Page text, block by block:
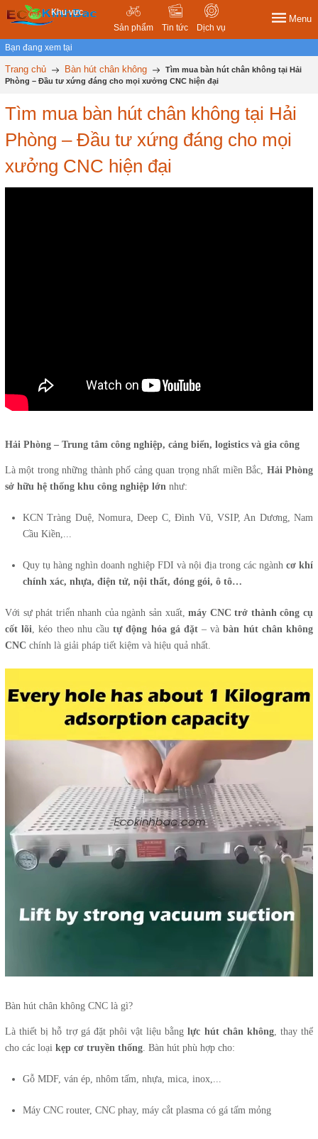
Khu vực
Sản phẩm
Tin tức Dịch vụ
Menu
Bạn đang xem tại
Trang chủ Bàn hút chân không
Tìm mua bàn hút chân không tại Hải
Phòng – Đầu tư xứng đáng cho mọi xưởng CNC hiện đại
Tìm mua bàn hút chân không tại Hải
Phòng – Đầu tư xứng đáng cho mọi
xưởng CNC hiện đại
Hải Phòng – Trung tâm công nghiệp, cảng biển, logistics và gia công
Là một trong những thành phố cảng quan trọng nhất miền Bắc, Hải Phòng
sở hữu hệ thống khu công nghiệp lớn như:
KCN Tràng Duệ, Nomura, Deep C, Đình Vũ, VSIP, An Dương, Nam
Cầu Kiền,...
Quy tụ hàng nghìn doanh nghiệp FDI và nội địa trong các ngành cơ khí
chính xác, nhựa, điện tử, nội thất, đóng gói, ô tô…
Với sự phát triển nhanh của ngành sản xuất,máy CNC trở thành công cụ
cốt lõi, kéo theo nhu cầutự động hóa gá đặt– vàbàn hút chân không
CNC chính là giải pháp tiết kiệm và hiệu quả nhất.
Bàn hút chân không CNC là gì?
Là thiết bị hỗ trợ gá đặt phôi vật liệu bằnglực hút chân không, thay thế
cho các loại kẹp cơ truyền thống. Bàn hút phù hợp cho:
Gỗ MDF, ván ép, nhôm tấm, nhựa, mica, inox,...
Máy CNC router, CNC phay, máy cắt plasma có gá tấm mỏng